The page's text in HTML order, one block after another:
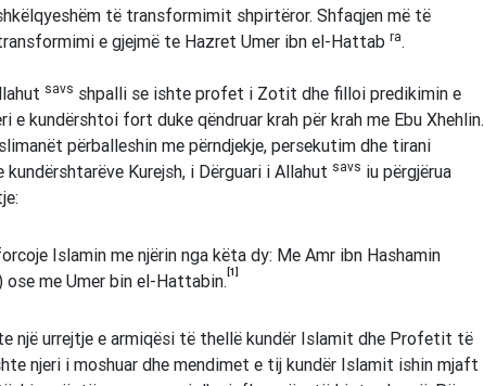
të transformimit shpirtëror. Shfaqjen më të
e gjejmë te Hazret Umer ibn el-Hattab ra.
savs shpalli se ishte profet i Zotit dhe filloi predikimin e
e kundërshtoi fort duke qëndruar krah për krah me Ebu Xhehlin.
përballeshin me përndjekje, persekutim dhe tirani
kundërshtarëve Kurejsh, i Dërguari i Allahut savs iu përgjërua
Islamin me njërin nga këta dy: Me Amr ibn Hashamin
ose me Umer bin el-Hattabin. [1]
një urrejtje e armiqësi të thellë kundër Islamit dhe Profetit të
njeri i moshuar dhe mendimet e tij kundër Islamit ishin mjaft